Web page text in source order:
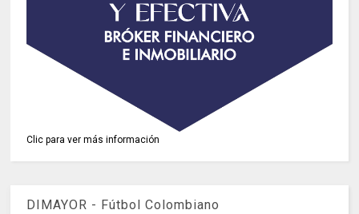
Clic para ver más información
DIMAYOR - Fútbol Colombiano